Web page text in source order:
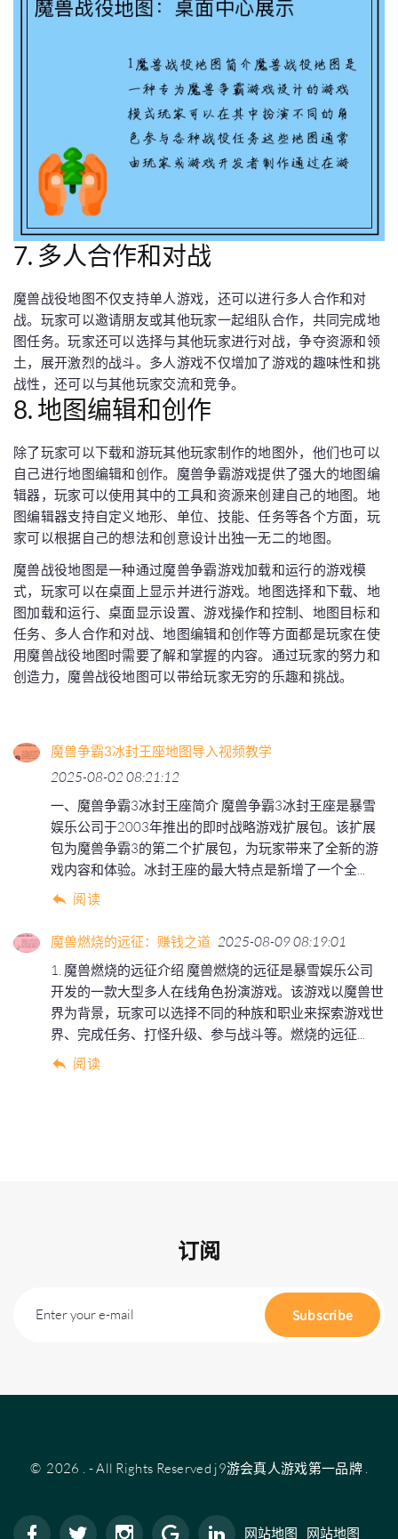
7. 多人合作和对战
魔兽战役地图不仅支持单人游戏，还可以进行多人合作和对
战。玩家可以邀请朋友或其他玩家一起组队合作，共同完成地
图任务。玩家还可以选择与其他玩家进行对战，争夺资源和领
土，展开激烈的战斗。多人游戏不仅增加了游戏的趣味性和挑
战性，还可以与其他玩家交流和竞争。
8. 地图编辑和创作
除了玩家可以下载和游玩其他玩家制作的地图外，他们也可以
自己进行地图编辑和创作。魔兽争霸游戏提供了强大的地图编
辑器，玩家可以使用其中的工具和资源来创建自己的地图。地
图编辑器支持自定义地形、单位、技能、任务等各个方面，玩
家可以根据自己的想法和创意设计出独一无二的地图。
魔兽战役地图是一种通过魔兽争霸游戏加载和运行的游戏模
式，玩家可以在桌面上显示并进行游戏。地图选择和下载、地
图加载和运行、桌面显示设置、游戏操作和控制、地图目标和
任务、多人合作和对战、地图编辑和创作等方面都是玩家在使
用魔兽战役地图时需要了解和掌握的内容。通过玩家的努力和
创造力，魔兽战役地图可以带给玩家无穷的乐趣和挑战。
魔兽争霸3冰封王座地图导入视频教学
2025-08-02 08:21:12
一、魔兽争霸3冰封王座简介 魔兽争霸3冰封王座是暴雪
娱乐公司于2003年推出的即时战略游戏扩展包。该扩展
包为魔兽争霸3的第二个扩展包，为玩家带来了全新的游
戏内容和体验。冰封王座的最大特点是新增了一个全...
阅读
魔兽燃烧的远征：赚钱之道 2025-08-09 08:19:01
1. 魔兽燃烧的远征介绍 魔兽燃烧的远征是暴雪娱乐公司
开发的一款大型多人在线角色扮演游戏。该游戏以魔兽世
界为背景，玩家可以选择不同的种族和职业来探索游戏世
界、完成任务、打怪升级、参与战斗等。燃烧的远征...
阅读
订阅
Enter your e-mail Subscribe
© 2026 . - All Rights Reserved j9游会真人游戏第一品牌.
网站地图 网站地图